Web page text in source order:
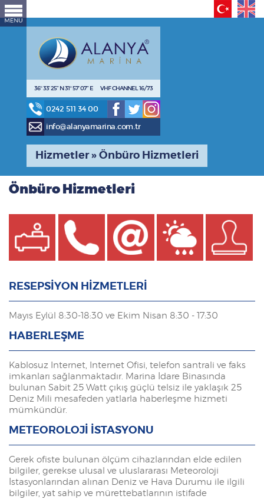
36° 33’ 25” N 31° 57’ 07” E VHF CHANNEL 16/73
0242 511 34 00
info@alanyamarina.com.tr
Hizmetler » Önbüro Hizmetleri
Önbüro Hizmetleri
RESEPSİYON HİZMETLERİ
Mayıs Eylül 8:30-18:30 ve Ekim Nisan 8:30 - 17:30
HABERLEŞME
Kablosuz Internet, Internet Ofisi, telefon santrali ve faks
imkanları sağlanmaktadır. Marina İdare Binasında
bulunan Sabit 25 Watt çıkış güçlü telsiz ile yaklaşık 25
Deniz Mili mesafeden yatlarla haberleşme hizmeti
mümkündür.
METEOROLOJİ İSTASYONU
Gerek ofiste bulunan ölçüm cihazlarından elde edilen
bilgiler, gerekse ulusal ve uluslararası Meteoroloji
İstasyonlarından alınan Deniz ve Hava Durumu ile ilgili
bilgiler, yat sahip ve mürettebatlarının istifade